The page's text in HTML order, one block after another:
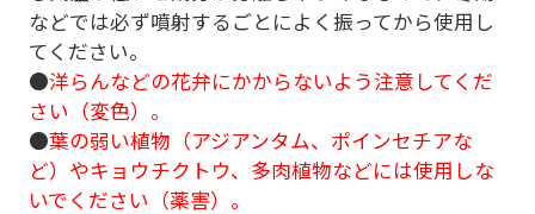
などでは必ず噴射するごとによく振ってから使用し
てください。
●洋らんなどの花弁にかからないよう注意してくだ
さい（変色）。
●葉の弱い植物（アジアンタム、ポインセチアな
ど）やキョウチクトウ、多肉植物などには使用しな
いでください（薬害）。